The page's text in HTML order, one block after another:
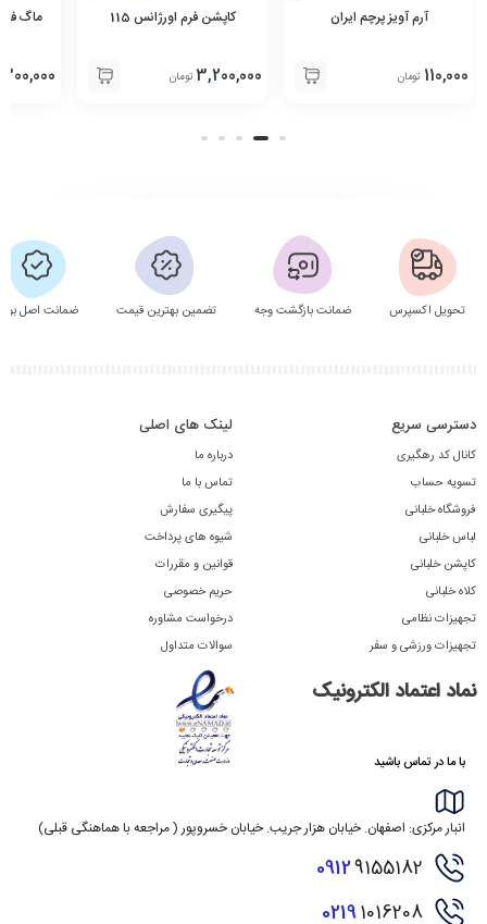
آرم آویز پرچم ایران
110,000 تومان
کاپشن فرم اورژانس 115
3,200,000 تومان
ماگ
300,000
تحویل اکسپرس ضمانت بازگشت وجه تضمین بهترین قیمت ضمانت اصل
دسترسی سریع
کانال کد رهگیری
تسویه حساب
فروشگاه خلبانی
لباس خلبانی
کاپشن خلبانی
کلاه خلبانی
تجهیزات نظامی
تجهیزات ورزشی و سفر
لینک های اصلی
درباره ما
تماس با ما
پیگیری سفارش
شیوه های پرداخت
قوانین و مقررات
حریم خصوصی
درخواست مشاوره
سوالات متداول
نماد اعتماد الکترونیک
با ما در تماس باشید
انبار مرکزی: اصفهان. خیابان هزار جریب. خیابان خسروپور ( مراجعه با هماهنگی قبلی)
09129155182
02191016208